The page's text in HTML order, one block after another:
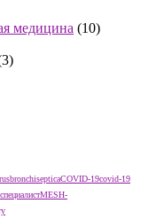
медицина (10)
bronchisepticaCOVID-19covid-19
MESH-